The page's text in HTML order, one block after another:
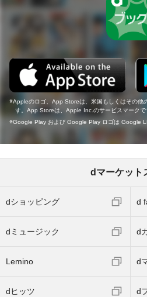
Appleのロゴ、App Storeは、米国もしくはその他
す。App Storeは、Apple Inc.のサービスマークで
Google Play および Google Play ロゴは Google
dマーケット
dショッピング d
dミュージック d
Lemino d
dヒッツ d